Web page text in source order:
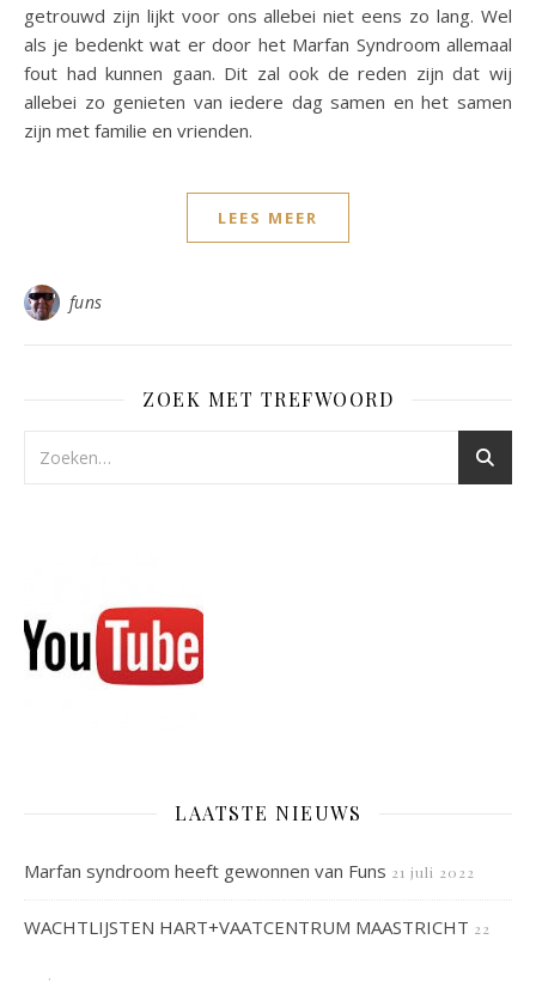
getrouwd zijn lijkt voor ons allebei niet eens zo lang. Wel
als je bedenkt wat er door het Marfan Syndroom allemaal
fout had kunnen gaan. Dit zal ook de reden zijn dat wij
allebei zo genieten van iedere dag samen en het samen
zijn met familie en vrienden.
LEES MEER
funs
ZOEK MET TREFWOORD
LAATSTE NIEUWS
Marfan syndroom heeft gewonnen van Funs 21 juli 2022
WACHTLIJSTEN HART+VAATCENTRUM MAASTRICHT 22